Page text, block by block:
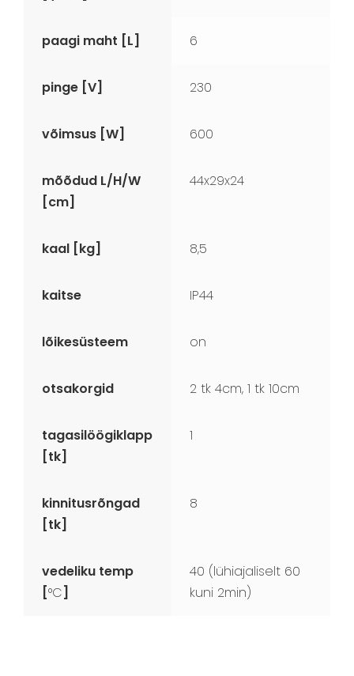
paagi maht [L] 6
pinge [V] 230
võimsus [W] 600
mõõdud L/H/W
[cm]
44x29x24
kaal [kg] 8,5
kaitse IP44
lõikesüsteem on
otsakorgid 2 tk 4cm, 1 tk 10cm
tagasilöögiklapp
[tk]
1
kinnitusrõngad
[tk]
8
vedeliku temp
[°C]
40 (lühiajaliselt 60
kuni 2min)